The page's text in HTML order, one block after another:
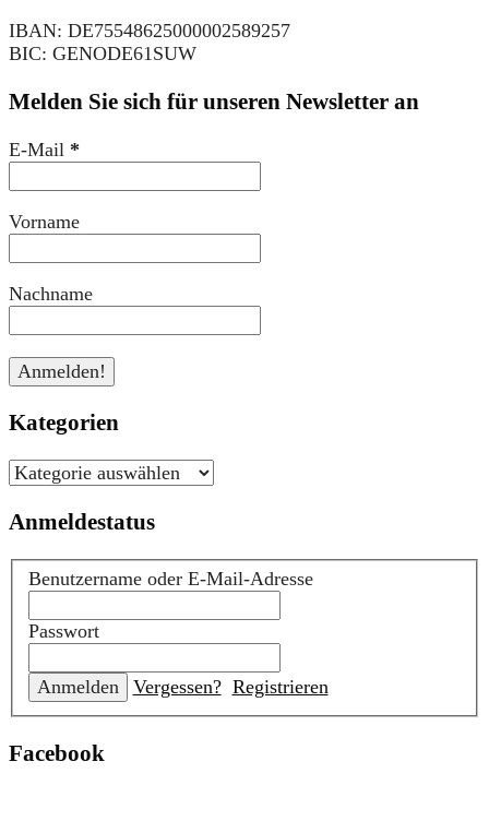
IBAN: DE75548625000002589257
BIC: GENODE61SUW
Melden Sie sich für unseren Newsletter an
E-Mail *
Vorname
Nachname
Kategorien
Kategorien
Anmeldestatus
Benutzername oder E-Mail-Adresse
Passwort
Vergessen? Registrieren
Facebook